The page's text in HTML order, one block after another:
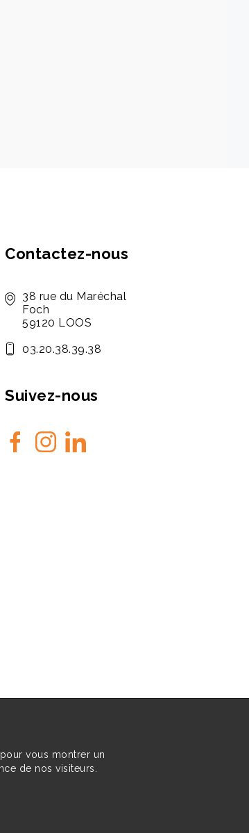
Contactez-nous
38 rue du Maréchal
Foch
59120 LOOS
03.20.38.39.38
Suivez-nous
vous montrer un
de nos visiteurs.